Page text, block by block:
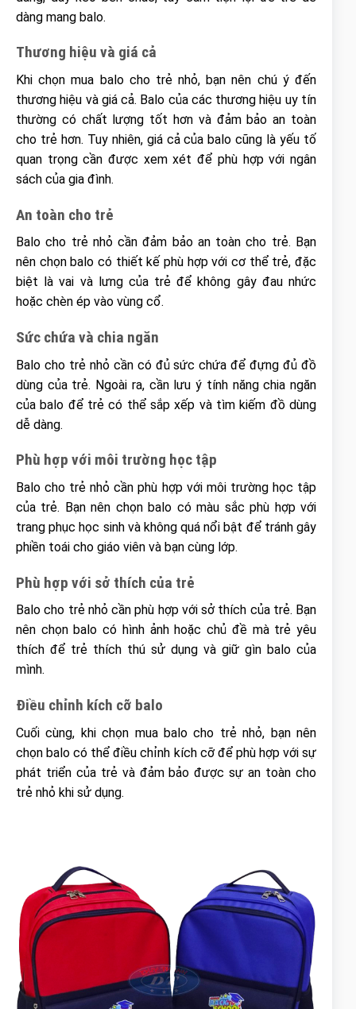
dàng mang balo.
Thương hiệu và giá cả
Khi chọn mua balo cho trẻ nhỏ, bạn nên chú ý đến
thương hiệu và giá cả. Balo của các thương hiệu uy tín
thường có chất lượng tốt hơn và đảm bảo an toàn
cho trẻ hơn. Tuy nhiên, giá cả của balo cũng là yếu tố
quan trọng cần được xem xét để phù hợp với ngân
sách của gia đình.
An toàn cho trẻ
Balo cho trẻ nhỏ cần đảm bảo an toàn cho trẻ. Bạn
nên chọn balo có thiết kế phù hợp với cơ thể trẻ, đặc
biệt là vai và lưng của trẻ để không gây đau nhức
hoặc chèn ép vào vùng cổ.
Sức chứa và chia ngăn
Balo cho trẻ nhỏ cần có đủ sức chứa để đựng đủ đồ
dùng của trẻ. Ngoài ra, cần lưu ý tính năng chia ngăn
của balo để trẻ có thể sắp xếp và tìm kiếm đồ dùng
dễ dàng.
Phù hợp với môi trường học tập
Balo cho trẻ nhỏ cần phù hợp với môi trường học tập
của trẻ. Bạn nên chọn balo có màu sắc phù hợp với
trang phục học sinh và không quá nổi bật để tránh gây
phiền toái cho giáo viên và bạn cùng lớp.
Phù hợp với sở thích của trẻ
Balo cho trẻ nhỏ cần phù hợp với sở thích của trẻ. Bạn
nên chọn balo có hình ảnh hoặc chủ đề mà trẻ yêu
thích để trẻ thích thú sử dụng và giữ gìn balo của
mình.
Điều chỉnh kích cỡ balo
Cuối cùng, khi chọn mua balo cho trẻ nhỏ, bạn nên
chọn balo có thể điều chỉnh kích cỡ để phù hợp với sự
phát triển của trẻ và đảm bảo được sự an toàn cho
trẻ nhỏ khi sử dụng.